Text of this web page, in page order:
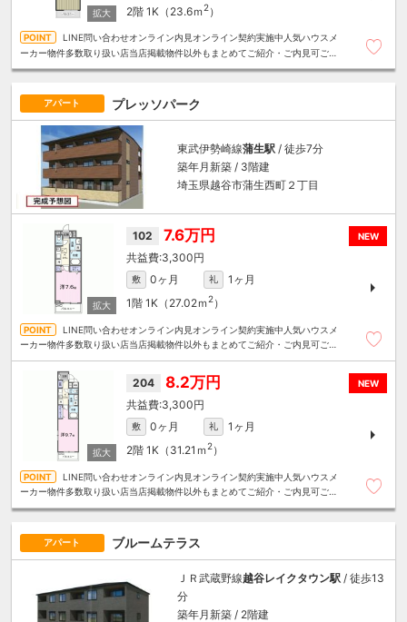
2階 1K（23.6ｍ 2）
LINE問い合わせオンライン内見オンライン契約実施中人気ハウスメ
ーカー物件多数取り扱い店当店掲載物件以外もまとめてご紹介・ご内見可ご予
アパート プレッソパーク
東武伊勢崎線蒲生駅 / 徒歩7分
築年月新築 / 3階建
埼玉県越谷市蒲生西町２丁目
NEW
102 7.6万円
3,300円
敷 0ヶ月 礼
1ヶ月
1階 1K（27.02ｍ 2）
LINE問い合わせオンライン内見オンライン契約実施中人気ハウスメ
ーカー物件多数取り扱い店当店掲載物件以外もまとめてご紹介・ご内見可ご予
NEW
204 8.2万円
3,300円
敷 0ヶ月 礼
1ヶ月
2階 1K（31.21ｍ 2）
LINE問い合わせオンライン内見オンライン契約実施中人気ハウスメ
ーカー物件多数取り扱い店当店掲載物件以外もまとめてご紹介・ご内見可ご予
アパート ブルームテラス
ＪＲ武蔵野線越谷レイクタウン駅 / 徒歩13
分
築年月新築 / 2階建